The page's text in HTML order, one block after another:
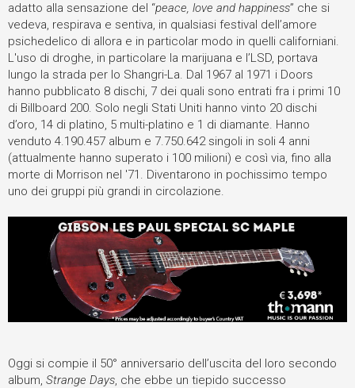
adatto alla sensazione del “peace, love and happiness” che si
vedeva, respirava e sentiva, in qualsiasi festival dell’amore
psichedelico di allora e in particolar modo in quelli californiani.
L'uso di droghe, in particolare la marijuana e l’LSD, portava
lungo la strada per lo Shangri-La. Dal 1967 al 1971 i Doors
hanno pubblicato 8 dischi, 7 dei quali sono entrati fra i primi 10
di Billboard 200. Solo negli Stati Uniti hanno vinto 20 dischi
d’oro, 14 di platino, 5 multi-platino e 1 di diamante. Hanno
venduto 4.190.457 album e 7.750.642 singoli in soli 4 anni
(attualmente hanno superato i 100 milioni) e così via, fino alla
morte di Morrison nel '71. Diventarono in pochissimo tempo
uno dei gruppi più grandi in circolazione.
Oggi si compie il 50° anniversario dell’uscita del loro secondo
album, Strange Days , che ebbe un tiepido successo